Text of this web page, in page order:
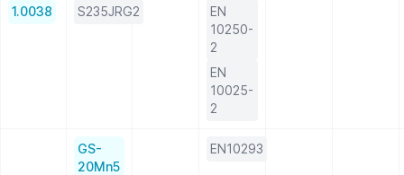
1.0038 S235JRG2
EN
10250-
2
EN
10025-
2
GS-
20Mn5
EN10293